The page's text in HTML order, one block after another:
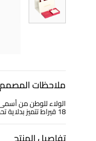
ملاحظات المصمم
الولاء للوطن من
18 قيراط تتميز بدلاية تحمل صورة الأمير محمد بن سلمان في تصميم بالغ الدقة والحرفية. إنها تعبير حقيقي عن الفخر والازدهار والحب لبلادك وقاداتها.